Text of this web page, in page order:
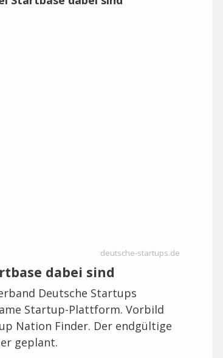
deutsche-startups.de
dabei sind
Deutsche Startups
Startup-Plattform. Vorbild
Nation Finder. Der endgültige
geplant.